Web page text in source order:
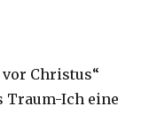
Christus“
Traum-Ich eine